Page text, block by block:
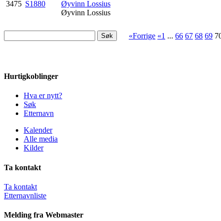
3475 S1880
Øyvinn Lossius
Øyvinn Lossius
«Forrige «1 66 67 68 69
Hurtigkoblinger
Hva er nytt?
Søk
Etternavn
Kalender
Alle media
Kilder
Ta kontakt
Ta kontakt
Etternavnliste
Melding fra Webmaster